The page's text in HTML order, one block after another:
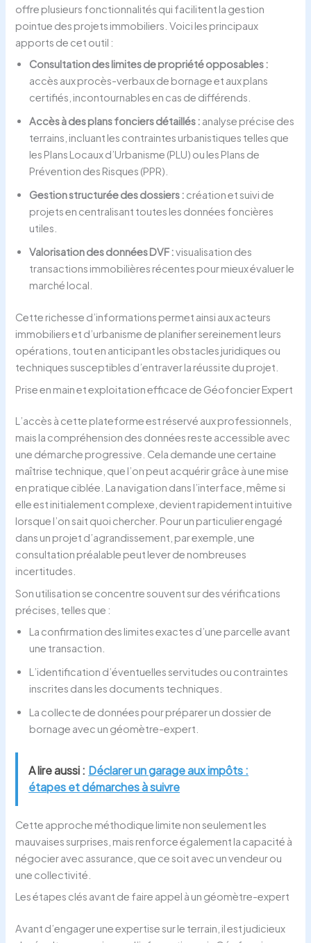
offre plusieurs fonctionnalités qui facilitent la gestion
pointue des projets immobiliers. Voici les principaux
apports de cet outil :
Consultation des limites de propriété opposables :
accès aux procès-verbaux de bornage et aux plans
certifiés, incontournables en cas de différends.
Accès à des plans fonciers détaillés : analyse précise des
terrains, incluant les contraintes urbanistiques telles que
les Plans Locaux d’Urbanisme (PLU) ou les Plans de
Prévention des Risques (PPR).
Gestion structurée des dossiers : création et suivi de
projets en centralisant toutes les données foncières
utiles.
Valorisation des données DVF :visualisation des
transactions immobilières récentes pour mieux évaluer le
marché local.
Cette richesse d’informations permet ainsi aux acteurs
immobiliers et d’urbanisme de planifier sereinement leurs
opérations, tout en anticipant les obstacles juridiques ou
techniques susceptibles d’entraver la réussite du projet.
Prise en main et exploitation efficace de Géofoncier Expert
L’accès à cette plateforme est réservé aux professionnels,
mais la compréhension des données reste accessible avec
une démarche progressive. Cela demande une certaine
maîtrise technique, que l’on peut acquérir grâce à une mise
en pratique ciblée. La navigation dans l’interface, même si
elle est initialement complexe, devient rapidement intuitive
lorsque l’on sait quoi chercher. Pour un particulier engagé
dans un projet d’agrandissement, par exemple, une
consultation préalable peut lever de nombreuses
incertitudes.
Son utilisation se concentre souvent sur des vérifications
précises, telles que :
La confirmation des limites exactes d’une parcelle avant
une transaction.
L’identification d’éventuelles servitudes ou contraintes
inscrites dans les documents techniques.
La collecte de données pour préparer un dossier de
bornage avec un géomètre-expert.
A lire aussi : Déclarer un garage aux impôts :
étapes et démarches à suivre
Cette approche méthodique limite non seulement les
mauvaises surprises, mais renforce également la capacité à
négocier avec assurance, que ce soit avec un vendeur ou
une collectivité.
Les étapes clés avant de faire appel à un géomètre-expert
Avant d’engager une expertise sur le terrain, il est judicieux